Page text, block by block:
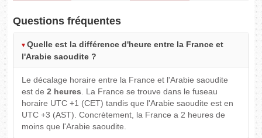
Questions fréquentes
Quelle est la différence d'heure entre la France et
l'Arabie saoudite ?
Le décalage horaire entre la France et l'Arabie saoudite
est de2 heures. La France se trouve dans le fuseau
horaire UTC +1 (CET) tandis que l'Arabie saoudite est en
UTC +3 (AST). Concrètement, la France a 2 heures de
moins que l'Arabie saoudite.